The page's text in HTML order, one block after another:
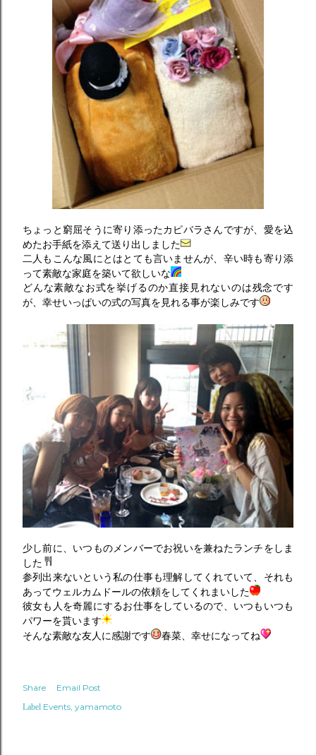
ちょっと窮屈そうに寄り添ったカピバラさんですが、愛を込
めたお手紙を添えて送り出しました
二人もこんな風にとはとても言いませんが、辛い時も寄り添
って素敵な家庭を築いて欲しいな
どんな素敵なお式を挙げるのか直接見れないのは残念です
が、幸せいっぱいの式の写真を見れる事が楽しみです
少し前に、いつものメンバーでお祝いを兼ねたランチをしま
した
参列出来ないという私の仕事も理解してくれていて、それも
あってウェルカムドールの依頼をしてくれまいした
彼女も人を奇麗にするお仕事をしているので、いつもいつも
パワーを貰います
そんな素敵な友人に感謝です
春菜、幸せになってね
Share Email Post
Label Events yamamoto